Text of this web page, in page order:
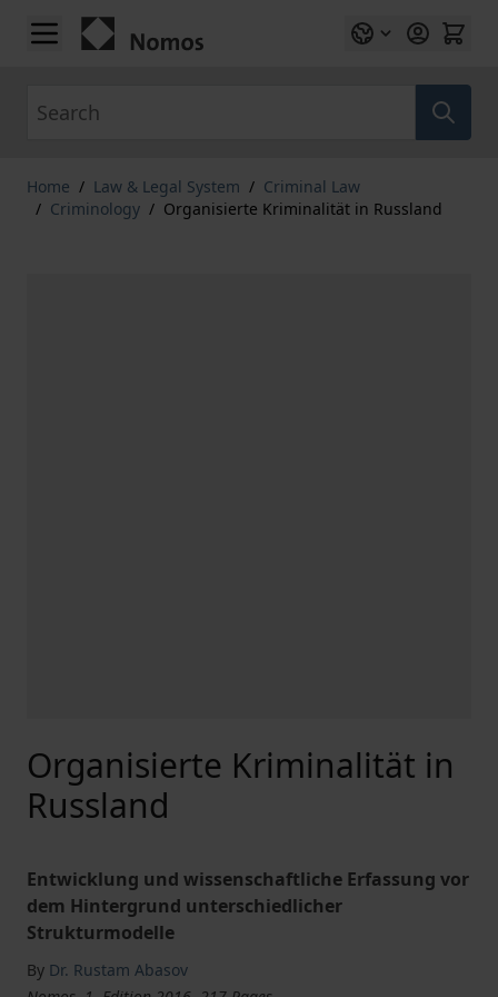
Skip to Content
Home / Law & Legal System / Criminal Law
/ Criminology / Organisierte Kriminalität in Russland
Organisierte Kriminalität in
Russland
Entwicklung und wissenschaftliche Erfassung vor
dem Hintergrund unterschiedlicher
Strukturmodelle
By Dr. Rustam Abasov